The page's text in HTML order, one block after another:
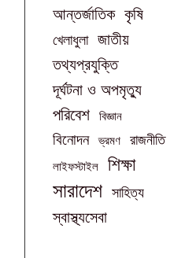
আন্তর্জাতিক কৃষি
খেলাধুলা জাতীয়
তথ্যপ্রযুক্তি
দূর্ঘটনা ও অপমৃত্যু
পরিবেশ বিজ্ঞান
বিনোদন ভ্রমণ রাজনীতি
লাইফস্টাইল শিক্ষা
সারাদেশ সাহিত্য
স্বাস্থ্যসেবা